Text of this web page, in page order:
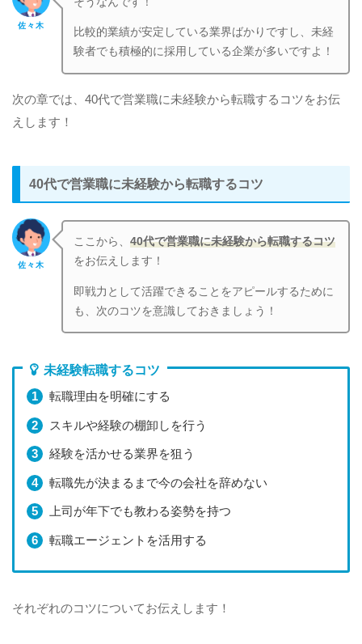
佐々木
比較的業績が安定している業界ばかりですし、未経
験者でも積極的に採用している企業が多いですよ！
次の章では、40代で営業職に未経験から転職するコツをお伝
えします！
40代で営業職に未経験から転職するコツ
佐々木
ここから、40代で営業職に未経験から転職するコツ
をお伝えします！
即戦力として活躍できることをアピールするために
も、次のコツを意識しておきましょう！
未経験転職するコツ
転職理由を明確にする
スキルや経験の棚卸しを行う
経験を活かせる業界を狙う
転職先が決まるまで今の会社を辞めない
上司が年下でも教わる姿勢を持つ
転職エージェントを活用する
それぞれのコツについてお伝えします！